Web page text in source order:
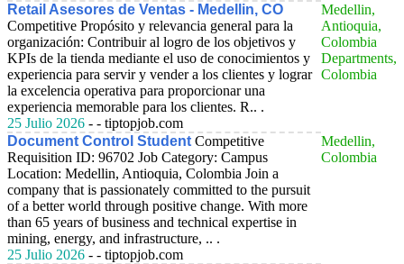
Retail Asesores de Ventas - Medellin, CO
Competitive Propósito y relevancia general para la
organización: Contribuir al logro de los objetivos y
KPIs de la tienda mediante el uso de conocimientos y
experiencia para servir y vender a los clientes y lograr
la excelencia operativa para proporcionar una
experiencia memorable para los clientes. R.. .
25 Julio 2026 - - tiptopjob.com
Medellin,
Antioquia,
Colombia
Departments,
Colombia
Document Control Student Competitive
Requisition ID: 96702 Job Category: Campus
Location: Medellin, Antioquia, Colombia Join a
company that is passionately committed to the pursuit
of a better world through positive change. With more
than 65 years of business and technical expertise in
mining, energy, and infrastructure, .. .
25 Julio 2026 - - tiptopjob.com
Medellin,
Colombia